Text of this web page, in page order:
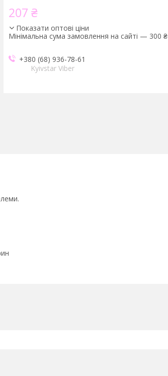
207 ₴
Показати оптові ціни
Мінімальна сума замовлення на сайті — 300 ₴
+380 (68) 936-78-61
Kyivstar Viber